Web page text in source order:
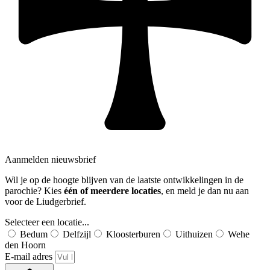
Aanmelden nieuwsbrief
Wil je op de hoogte blijven van de laatste ontwikkelingen in de
parochie? Kies één of meerdere locaties, en meld je dan nu aan
voor de Liudgerbrief.
Selecteer een locatie...
Bedum
Delfzijl Kloosterburen Uithuizen
Wehe
den Hoorn
E-mail adres